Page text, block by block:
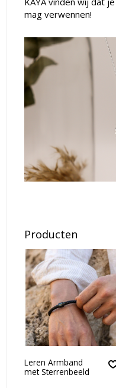
mag verwennen!
Producten
Leren Armband
met Sterrenbeeld